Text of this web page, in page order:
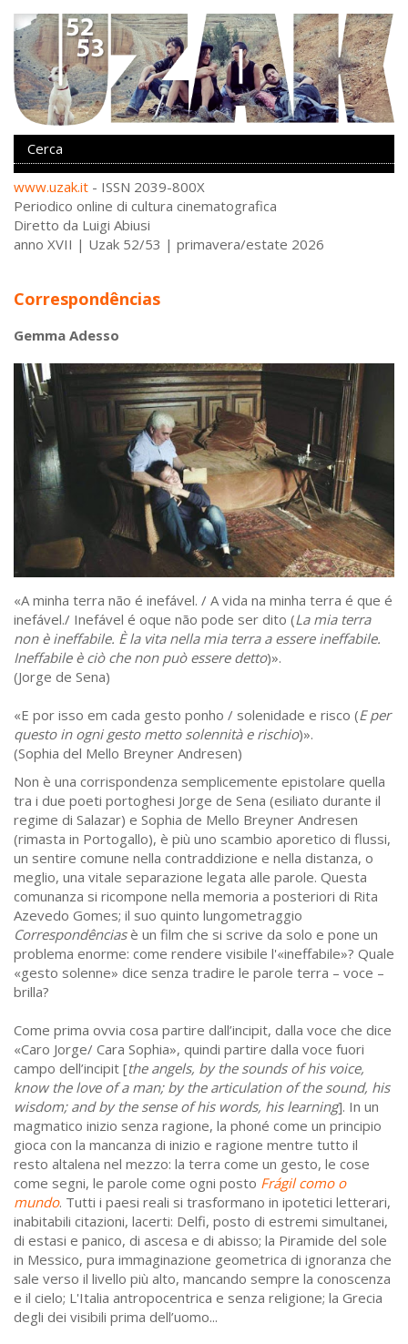
www.uzak.it - ISSN 2039-800X
Periodico online di cultura cinematografica
Diretto da Luigi Abiusi
anno XVII | Uzak 52/53 | primavera/estate 2026
Correspondências
Gemma Adesso
«A minha terra não é inefável. / A vida na minha terra é que é
inefável./ Inefável é oque não pode ser dito (La mia terra
non è ineffabile. È la vita nella mia terra a essere ineffabile.
Ineffabile è ciò che non può essere detto)».
(Jorge de Sena)
«E por isso em cada gesto ponho / solenidade e risco (E per
questo in ogni gesto metto solennità e rischio)».
(Sophia del Mello Breyner Andresen)
Non è una corrispondenza semplicemente epistolare quella
tra i due poeti portoghesi Jorge de Sena (esiliato durante il
regime di Salazar) e Sophia de Mello Breyner Andresen
(rimasta in Portogallo), è più uno scambio aporetico di flussi,
un sentire comune nella contraddizione e nella distanza, o
meglio, una vitale separazione legata alle parole. Questa
comunanza si ricompone nella memoria a posteriori di Rita
Azevedo Gomes; il suo quinto lungometraggio
Correspondênciasè un film che si scrive da solo e pone un
problema enorme: come rendere visibile l'«ineffabile»? Quale
«gesto solenne» dice senza tradire le parole terra – voce –
brilla?
Come prima ovvia cosa partire dall’incipit, dalla voce che dice
«Caro Jorge/ Cara Sophia», quindi partire dalla voce fuori
campo dell’incipit [the angels, by the sounds of his voice,
know the love of a man; by the articulation of the sound, his
wisdom; and by the sense of his words, his learning]. In un
magmatico inizio senza ragione, la phoné come un principio
gioca con la mancanza di inizio e ragione mentre tutto il
resto altalena nel mezzo: la terra come un gesto, le cose
come segni, le parole come ogni posto Frágil como o
mundo. Tutti i paesi reali si trasformano in ipotetici letterari,
inabitabili citazioni, lacerti: Delfi, posto di estremi simultanei,
di estasi e panico, di ascesa e di abisso; la Piramide del sole
in Messico, pura immaginazione geometrica di ignoranza che
sale verso il livello più alto, mancando sempre la conoscenza
e il cielo; L'Italia antropocentrica e senza religione; la Grecia
degli dei visibili prima dell’uomo...